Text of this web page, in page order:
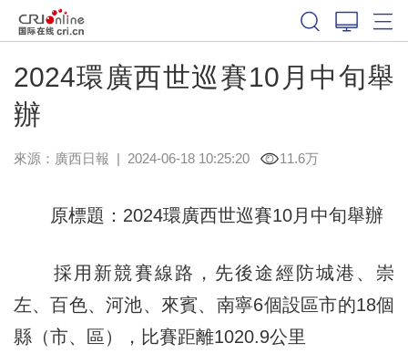
2024環廣西世巡賽10月中旬舉
辦
來源： 廣西日報 | 2024-06-18 10:25:20 11.6万
原標題：2024環廣西世巡賽10月中旬舉辦
採用新競賽線路，先後途經防城港、崇
左、百色、河池、來賓、南寧6個設區市的18個
縣（市、區），比賽距離1020.9公里